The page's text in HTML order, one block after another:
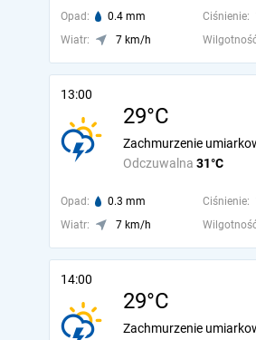
Opad: 0.4 mm Ciśnienie:
Wiatr:
7 km/h
13:00
29°C
Odczuwalna 31°C
Zachmurzenie
Opad: 0.3 mm Ciśnienie:
Wiatr:
7 km/h
14:00
29°C
Zachmurzenie